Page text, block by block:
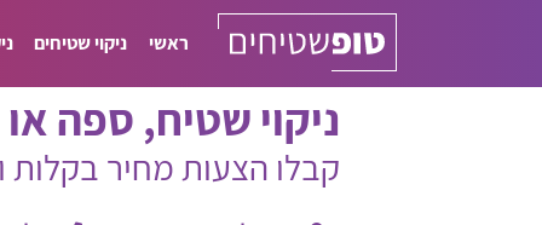
ראשי ניקוי שטיחים
ניקוי שטיח, ספה או
קבלו הצעות מחיר